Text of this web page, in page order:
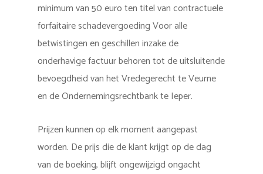
minimum van 50 euro ten titel van contractuele
forfaitaire schadevergoeding Voor alle
betwistingen en geschillen inzake de
onderhavige factuur behoren tot de uitsluitende
bevoegdheid van het Vredegerecht te Veurne
en de Ondernemingsrechtbank te Ieper.
Prijzen kunnen op elk moment aangepast
worden. De prijs die de klant krijgt op de dag
van de boeking, blijft ongewijzigd ongacht